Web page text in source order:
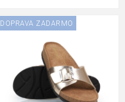
DOPRAVA ZADARMO